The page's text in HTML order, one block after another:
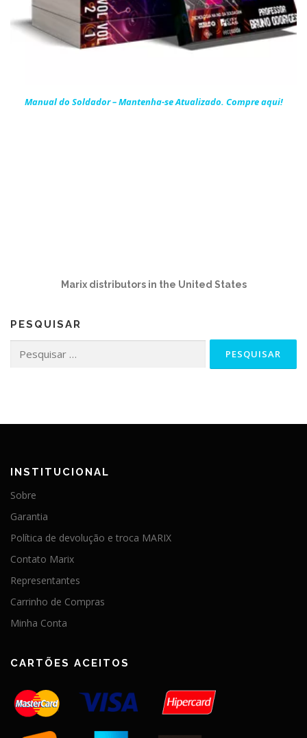
Manual do Soldador – Mantenha-se Atualizado. Compre aqui!
Marix distributors in the United States
PESQUISAR
por:
INSTITUCIONAL
Sobre
Garantia
Política de devolução e troca MARIX
Contato Marix
Representantes
Carrinho de Compras
Minha Conta
CARTÕES ACEITOS